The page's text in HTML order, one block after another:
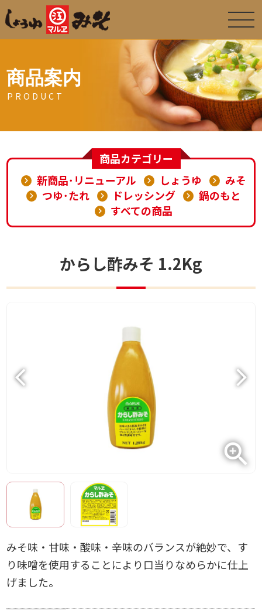
商品案内
PRODUCT
商品カテゴリー
新商品･リニューアル
しょうゆ
みそ
つゆ･たれ
ドレッシング
鍋のもと
すべての商品
からし酢みそ 1.2Kg
みそ味・甘味・酸味・辛味のバランスが絶妙で、す
り味噌を使用することにより口当りなめらかに仕上
げました。